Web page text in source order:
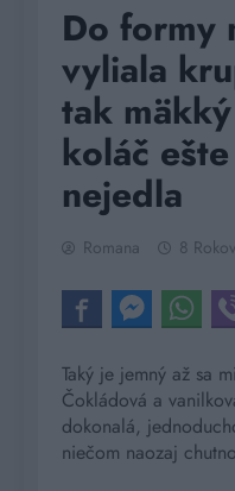
Do formy
vyliala
tak
koláč
nejedla
Romana 8
Taký je jemný až sa
Čokládová a
dokonalá,
niečom naozaj